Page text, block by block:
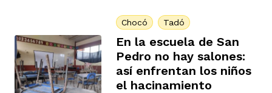
Chocó Tadó
En la escuela de San
Pedro no hay salones:
así enfrentan los niños
el hacinamiento